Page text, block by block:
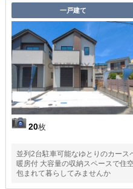
一戸建て
20枚
並列2台駐車可能なゆとりのカー
暖房付 大容量の収納スペースで住
包まれて暮らしてみませんか